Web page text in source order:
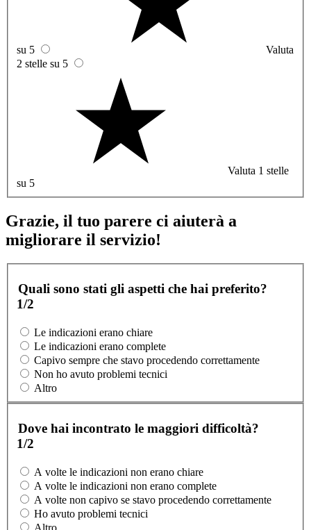
su 5
Valuta
2 stelle su 5
Valuta 1 stelle
su 5
Grazie, il tuo parere ci aiuterà a
migliorare il servizio!
Quali sono stati gli aspetti che hai preferito?
1/2
Le indicazioni erano chiare
Le indicazioni erano complete
Capivo sempre che stavo procedendo correttamente
Non ho avuto problemi tecnici
Altro
Dove hai incontrato le maggiori difficoltà?
1/2
A volte le indicazioni non erano chiare
A volte le indicazioni non erano complete
A volte non capivo se stavo procedendo correttamente
Ho avuto problemi tecnici
Altro